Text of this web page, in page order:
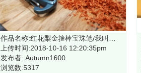
上传时间:2018-10-16 12:20:35pm
发布者: Autumn1600
浏览数:5317